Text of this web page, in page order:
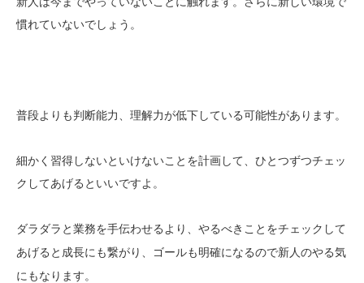
慣れていないでしょう。
普段よりも判断能力、理解力が低下している可能性があります。
細かく習得しないといけないことを計画して、ひとつずつチェッ
クしてあげるといいですよ。
ダラダラと業務を手伝わせるより、
やるべきことをチェックして
あげる と成長にも繋がり、ゴールも明確になるので新人のやる気
にもなります。